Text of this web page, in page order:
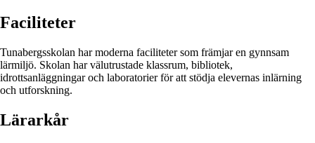
Faciliteter
Tunabergsskolan har moderna faciliteter som främjar en gynnsam
lärmiljö. Skolan har välutrustade klassrum, bibliotek,
idrottsanläggningar och laboratorier för att stödja elevernas inlärning
och utforskning.
Lärarkår